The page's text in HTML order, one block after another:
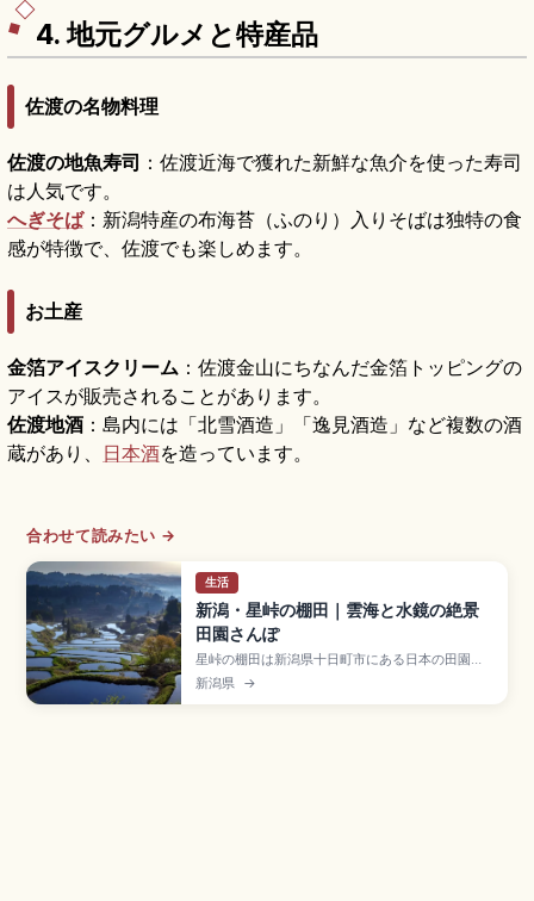
4. 地元グルメと特産品
佐渡の名物料理
佐渡の地魚寿司 ：佐渡近海で獲れた新鮮な魚介を使った寿司
は人気です。
へぎそば：新潟特産の布海苔（ふのり）入りそばは独特の食
感が特徴で、佐渡でも楽しめます。
お土産
金箔アイスクリーム ：佐渡金山にちなんだ金箔トッピングの
アイスが販売されることがあります。
佐渡地酒 ：島内には「北雪酒造」「逸見酒造」など複数の酒
蔵があり、 日本酒を造っています。
合わせて読みたい →
生活
新潟・星峠の棚田｜雲海と水鏡の絶景
田園さんぽ
星峠の棚田は新潟県十日町市にある日本の田園風
景を象徴する棚田で、約200枚の棚田が山肌に広
がる「にほんの里100選」のスポット。早朝の雲
新潟県 →